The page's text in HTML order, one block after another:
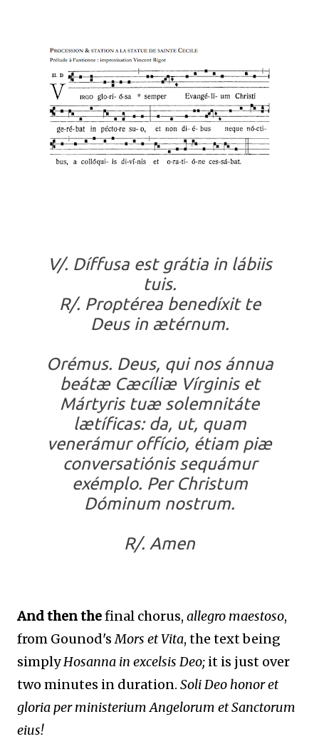
V/. Díffusa est grátia in lábiis
tuis.
R/. Proptérea benedíxit te
Deus in ætérnum.
Orémus. Deus, qui nos ánnua
beátæ Cæcíliæ Vírginis et
Mártyris tuæ solemnitáte
lætíficas: da, ut, quam
venerámur offício, étiam piæ
conversatiónis sequámur
exémplo. Per Christum
Dóminum nostrum.
R/. Amen
And then thefinal chorus, allegro maestoso,
from Gounod's Mors et Vita, the text being
simplyHosanna in excelsis Deo; it is just over
two minutes in duration. Soli Deo honor et
gloria per ministerium Angelorum et Sanctorum
eius!